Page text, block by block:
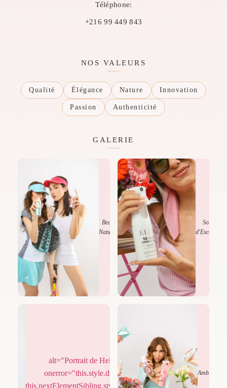
Téléphone:
+216 99 449 843
NOS VALEURS
Qualité Élégance Nature Innovation
Passion Authenticité
GALERIE
Beauté
Naturelle
Soins
d'Exception
alt="Portrait de Hela Dahmani"
onerror="this.style.display='none';
this.nextElementSibling.style.display='flex';">
Élégance Ambiance